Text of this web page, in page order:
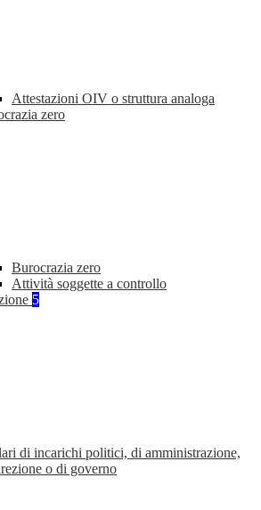
Attestazioni OIV o struttura analoga
zero
Burocrazia zero
Attività soggette a controllo
5
di incarichi politici, di amministrazione,
o di governo